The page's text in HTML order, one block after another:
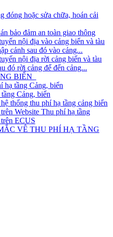
đóng hoặc sửa chữa, hoán cải
bảo đảm an toàn giao thông
nội địa vào cảng biển và tàu
cảnh sau đó vào cảng...
nội địa rời cảng biển và tàu
đó rời cảng để đến cảng...
BIỂN
hạ tầng Cảng, biển
Cảng, biển
thống thu phí hạ tầng cảng biển
Website Thu phí hạ tầng
ECUS
VÊ THU PHÍ HẠ TẦNG